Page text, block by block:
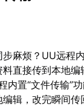
麻烦？UU远程
直接传到本地
内置“文件传输”
辑，改完瞬间传